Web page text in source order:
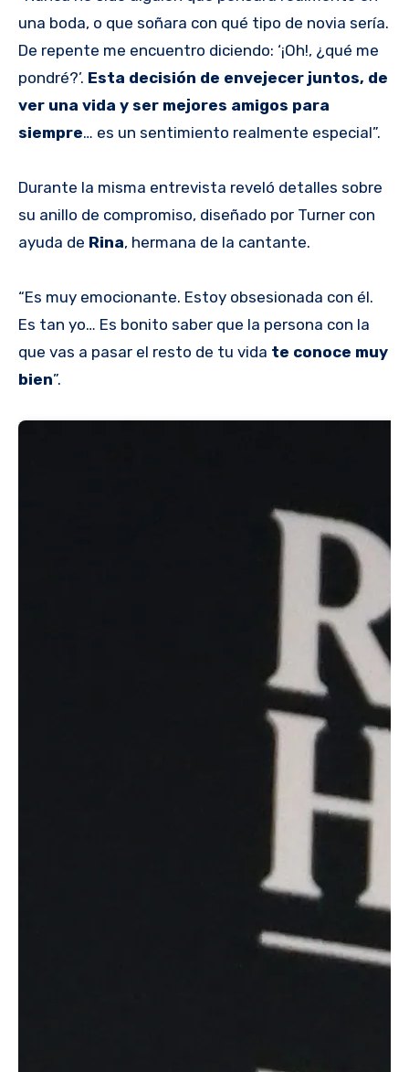
una boda, o que soñara con qué tipo de novia sería.
De repente me encuentro diciendo: ‘¡Oh!, ¿qué me
pondré?’. Esta decisión de envejecer juntos, de
ver una vida y ser mejores amigos para
siempre… es un sentimiento realmente especial”.
Durante la misma entrevista reveló detalles sobre
su anillo de compromiso, diseñado por Turner con
ayuda de Rina, hermana de la cantante.
“Es muy emocionante. Estoy obsesionada con él.
Es tan yo… Es bonito saber que la persona con la
que vas a pasar el resto de tu vida te conoce muy
bien”.